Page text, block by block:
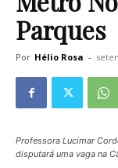
Parques
Por Hélio Rosa -
Professora Lucimar
disputará uma vaga na